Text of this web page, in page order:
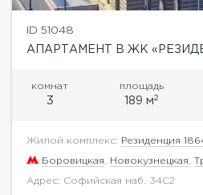
ID 51048
АПАРТАМЕНТ В ЖК
комнат
3
площадь
189 м2
Жилой комплекс: Резиденция
Боровицкая Новокузнецкая
Адрес: Софийская наб. 34С2